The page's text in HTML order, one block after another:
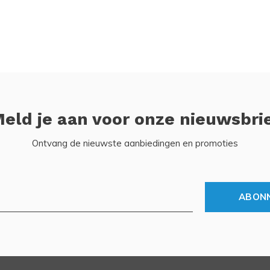
je aan voor onze
Ontvang de nieuwste aanbiedingen en promoties